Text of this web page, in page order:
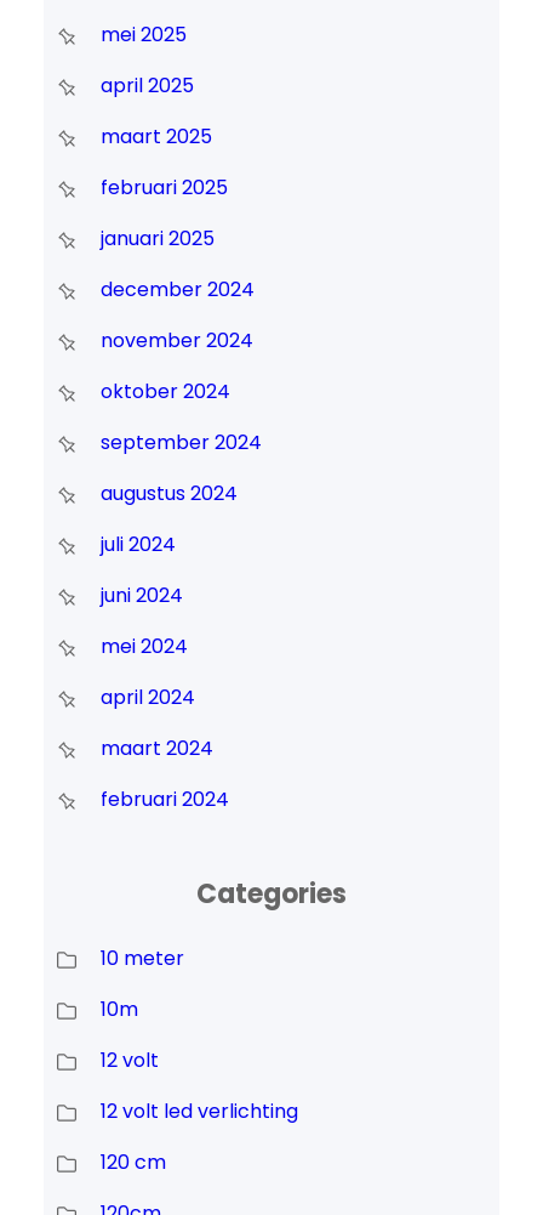
mei 2025
april 2025
maart 2025
februari 2025
januari 2025
december 2024
november 2024
oktober 2024
september 2024
augustus 2024
juli 2024
juni 2024
mei 2024
april 2024
maart 2024
februari 2024
Categories
10 meter
10m
12 volt
12 volt led verlichting
120 cm